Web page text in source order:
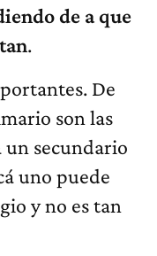
de a que
.
De
son las
un secundario
uno puede
y no es tan